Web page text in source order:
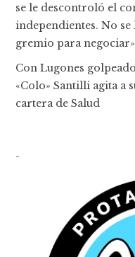
se le descontroló el
independientes. No
gremio para negociar»
Con Lugones
«Colo» Santilli agita a
cartera de Salud
-